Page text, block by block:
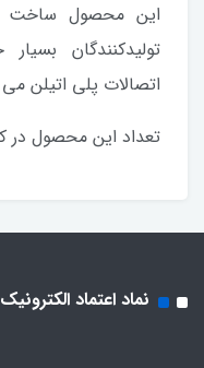
این محصول ساخت
تولیدکنندگان
اتصالات پلی اتیلن
تعداد این محصول در کارتن 25
نماد اعتماد الکترونیک